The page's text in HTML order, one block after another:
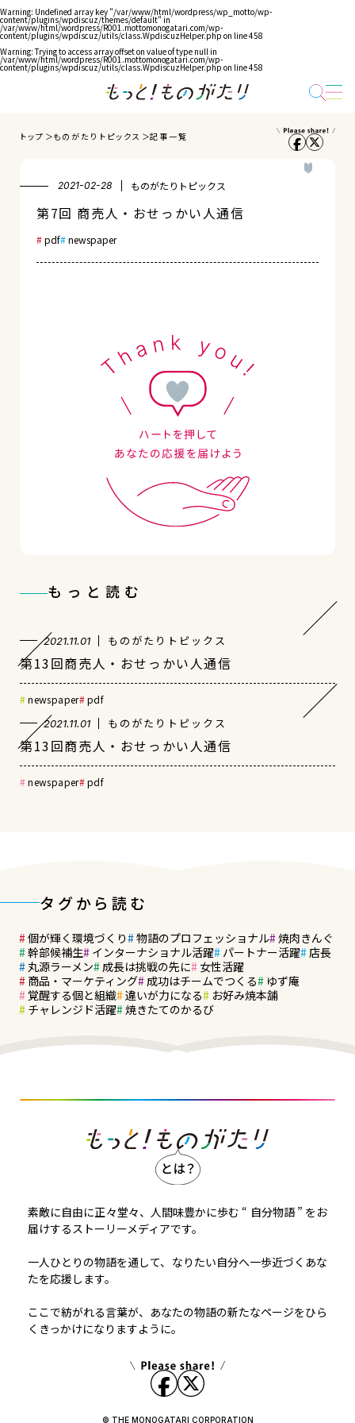
Warning: Undefined array key "/var/www/html/wordpress/wp_motto/wp-
content/plugins/wpdiscuz/themes/default" in
/var/www/html/wordpress/R001.mottomonogatari.com/wp-
content/plugins/wpdiscuz/utils/class.WpdiscuzHelper.php on line458
Warning: Trying to access array offset on value of type null in
/var/www/html/wordpress/R001.mottomonogatari.com/wp-
content/plugins/wpdiscuz/utils/class.WpdiscuzHelper.php on line458
トップ ものがたりトピックス 記事一覧
2021-02-28 ものがたりトピックス
第7回 商売人・おせっかい人通信
pdf newspaper
もっと読む
2021.11.01 ものがたりトピックス
第13回商売人・おせっかい人通信
newspaper pdf
2021.11.01 ものがたりトピックス
第13回商売人・おせっかい人通信
newspaper pdf
タグから読む
個が輝く環境づくり 物語のプロフェッショナル 焼肉きんぐ
幹部候補生 インターナショナル活躍 パートナー活躍 店長
丸源ラーメン 成長は挑戦の先に
女性活躍
商品・マーケティング 成功はチームでつくる
ゆず庵
覚醒する個と組織 違いが力になる
お好み焼本舗
チャレンジド活躍 焼きたてのかるび
素敵に自由に正々堂々、人間味豊かに歩む “ 自分物語 ” をお
届けするストーリーメディアです。
一人ひとりの物語を通して、なりたい自分へ一歩近づくあな
たを応援します。
ここで紡がれる言葉が、あなたの物語の新たなページをひら
くきっかけになりますように。
© THE MONOGATARI CORPORATION